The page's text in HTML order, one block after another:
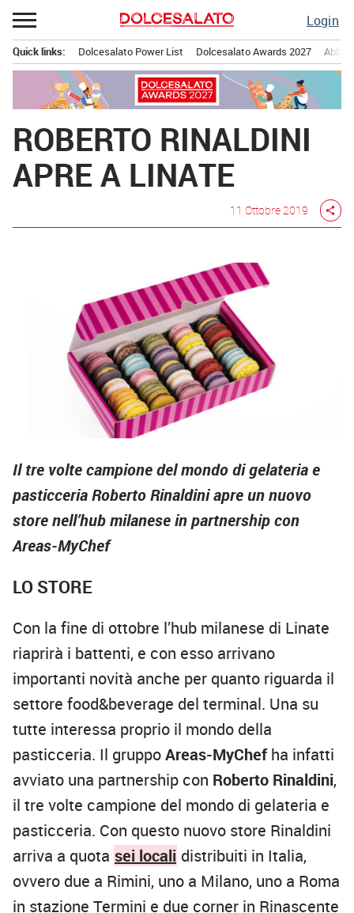
Passa
al
contenuto
Login
principale
Quick links: Dolcesalato Power List Dolcesalato Awards 2027
ROBERTO RINALDINI
APRE A LINATE
11 Ottobre 2019 share
Il tre volte campione del mondo di gelateria e
pasticceria Roberto Rinaldini apre un nuovo
store nell’hub milanese in partnership con
Areas-MyChef
LO STORE
Con la fine di ottobre l’hub milanese di Linate
riaprirà i battenti, e con esso arrivano
importanti novità anche per quanto riguarda il
settore food&beverage del terminal. Una su
tutte interessa proprio il mondo della
pasticceria. Il gruppoAreas-MyChefha infatti
avviato una partnership con Roberto Rinaldini,
il tre volte campione del mondo di gelateria e
pasticceria. Con questo nuovo store Rinaldini
arriva a quota sei locali distribuiti in Italia,
ovvero due a Rimini, uno a Milano, uno a Roma
in stazione Termini e due corner in Rinascente